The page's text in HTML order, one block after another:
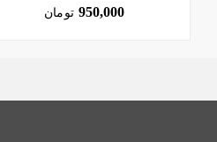
950,000 تومان